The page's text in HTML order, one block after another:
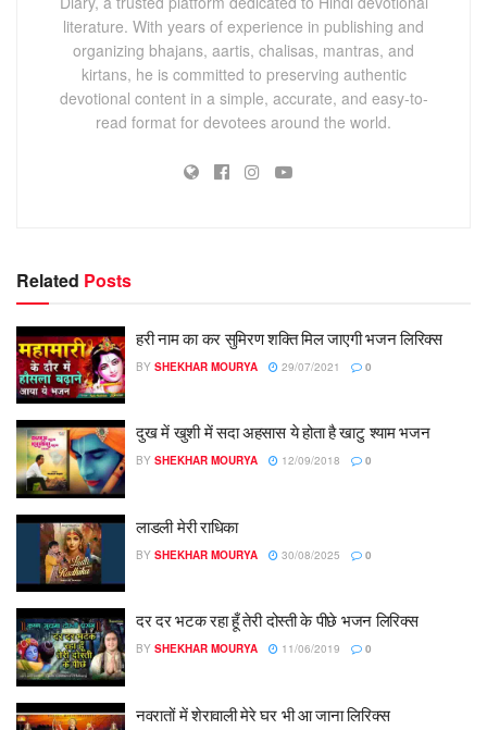
literature. With years of experience in publishing and
organizing bhajans, aartis, chalisas, mantras, and
kirtans, he is committed to preserving authentic
devotional content in a simple, accurate, and easy-to-
read format for devotees around the world.
Related Posts
हरी नाम का कर सुमिरण शक्ति मिल जाएगी भजन लिरिक्स
BY SHEKHAR MOURYA 29/07/2021 0
दुख में खुशी में सदा अहसास ये होता है खाटु श्याम भजन
BY SHEKHAR MOURYA 12/09/2018 0
लाडली मेरी राधिका
BY SHEKHAR MOURYA 30/08/2025 0
दर दर भटक रहा हूँ तेरी दोस्ती के पीछे भजन लिरिक्स
BY SHEKHAR MOURYA 11/06/2019 0
नवरातों में शेरावाली मेरे घर भी आ जाना लिरिक्स